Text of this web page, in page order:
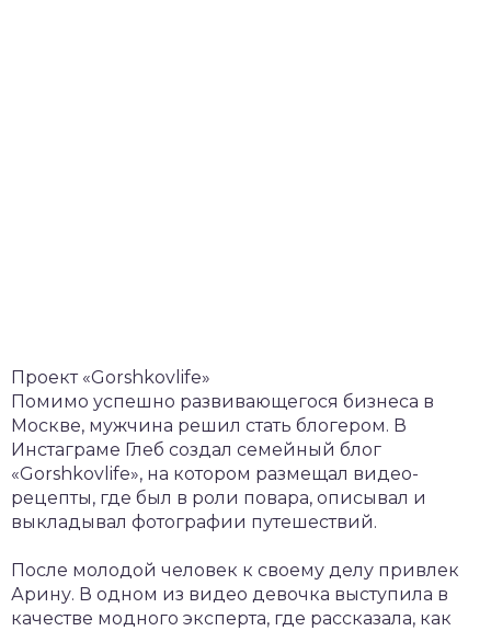
Проект «Gorshkovlife»
Помимо успешно развивающегося бизнеса в
Москве, мужчина решил стать блогером. В
Инстаграме Глеб создал семейный блог
«Gorshkovlife», на котором размещал видео-
рецепты, где был в роли повара, описывал и
выкладывал фотографии путешествий.
После молодой человек к своему делу привлек
Арину. В одном из видео девочка выступила в
качестве модного эксперта, где рассказала, как